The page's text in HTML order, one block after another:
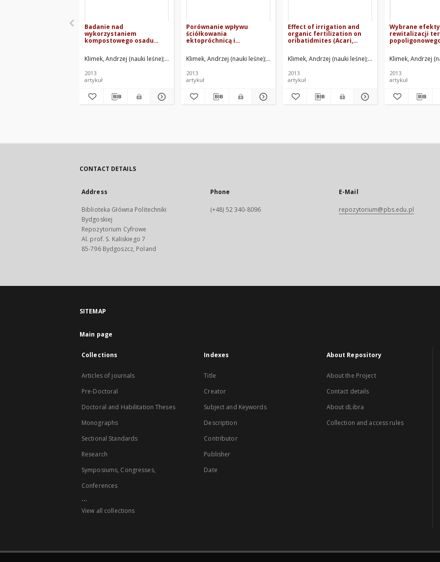
Badanie nad
wykorzystaniem
kompostowego osadu
ektopróchnicy do
wzbogacenia gleb w
sadzonek lipy
drobnolistnej ( Tilia
Klimek, Andrzej (nauki leśne) Rolbiecki, Stanisław Rolbiecki, Roman Długosz, Jacek Musiał, Mariusz Ryterska, Hanna
2013
artykuł
Porównanie wpływu
ściółkowania
ektopróchnicą i
rośliny oraz roztocze
(Acari) w kontenerowej
zwyczajnej
Klimek, Andrzej (nauki leśne) Rolbiecki, Stanisław Rolbiecki, Roman Kowalska, Angelika
2013
artykuł
Effect of irrigation and
organic fertilization on
oribatidmites (Acari,
nursery
Klimek, Andrzej (nauki leśne) Rolbiecki, Stanisław
2013
artykuł
Wybrane efekty
rewitalizacji
Klimek, Andrzej
2013
artykuł
CONTACT DETAILS
Address
Biblioteka Główna Politechniki
Bydgoskiej
Repozytorium Cyfrowe
Al. prof. S. Kaliskiego 7
85-796 Bydgoszcz, Poland
Phone
(+48) 52 340-8096
E-Mail
repozytorium@pbs.edu.pl
SITEMAP
Main page
Collections
Articles of journals
Pre-Doctoral
Doctoral and Habilitation Theses
Monographs
Sectional Standards
Research
Symposiums, Congresses,
Conferences
...
View all collections
Indexes
Title
Creator
Subject and Keywords
Description
Contributor
Publisher
Date
About Repository
About the Project
Contact details
About dLibra
Collection and access rules